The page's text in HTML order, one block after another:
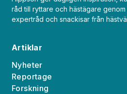
råd till ryttare och hästägare
expertråd och snackisar från
Artiklar
Nyheter
Reportage
Forskning